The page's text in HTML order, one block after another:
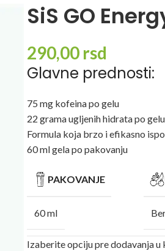
SiS GO
290,00 rsd
Glavne prednosti:
75 mg kofeina po gelu
22 grama ugljenih hidrata po gelu
Formula koja brzo i efikasno
60 ml gela po pakovanju
PAKOVANJE
60 ml
Izaberite opciju pre dodavanja u